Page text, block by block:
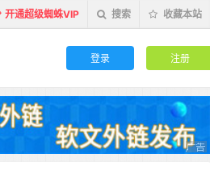
开通超级蜘蛛VIP 搜索 收藏本站
登录 注册